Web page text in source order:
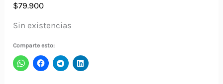
$79.900
Sin existencias
Comparte esto: